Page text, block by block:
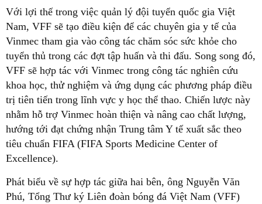
Với lợi thế trong việc quản lý đội tuyển quốc gia Việt
Nam, VFF sẽ tạo điều kiện để các chuyên gia y tế của
Vinmec tham gia vào công tác chăm sóc sức khỏe cho
tuyển thủ trong các đợt tập huấn và thi đấu. Song song đó,
VFF sẽ hợp tác với Vinmec trong công tác nghiên cứu
khoa học, thử nghiệm và ứng dụng các phương pháp điều
trị tiên tiến trong lĩnh vực y học thể thao. Chiến lược này
nhằm hỗ trợ Vinmec hoàn thiện và nâng cao chất lượng,
hướng tới đạt chứng nhận Trung tâm Y tế xuất sắc theo
tiêu chuẩn FIFA (FIFA Sports Medicine Center of
Excellence).
Phát biểu về sự hợp tác giữa hai bên, ông Nguyễn Văn
Phú, Tổng Thư ký Liên đoàn bóng đá Việt Nam (VFF)